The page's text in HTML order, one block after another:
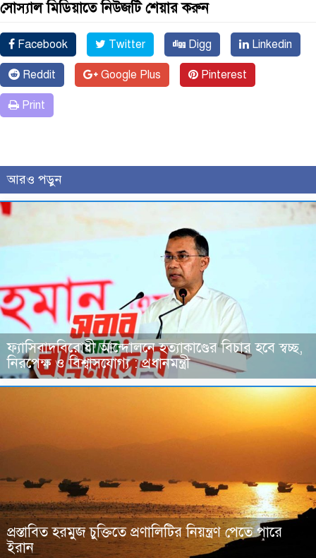
সোস্যাল মিডিয়াতে নিউজটি শেয়ার করুন
Facebook Twitter Digg Linkedin
Reddit Google Plus Pinterest
Print
আরও পড়ুন
ফ্যাসিবাদবিরোধী আন্দোলনে হত্যাকাণ্ডের বিচার হবে স্বচ্ছ,
নিরপেক্ষ ও বিশ্বাসযোগ্য : প্রধানমন্ত্রী
প্রস্তাবিত হরমুজ চুক্তিতে প্রণালিটির নিয়ন্ত্রণ পেতে পারে
ইরান